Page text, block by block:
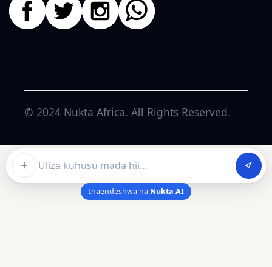
Ask about this article
Inaendeshwa na Nukta AI
© 2024 Nukta Africa. All Rights Reserved.